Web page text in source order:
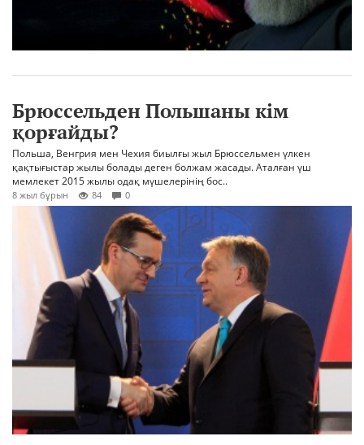
Брюссельден Польшаны кім
қорғайды?
Польша, Венгрия мен Чехия биылғы жыл Брюссельмен үлкен
қақтығыстар жылы болады деген болжам жасады. Аталған үш
мемлекет 2015 жылы одақ мүшелерінің бос..
8 жыл бұрын 84 0